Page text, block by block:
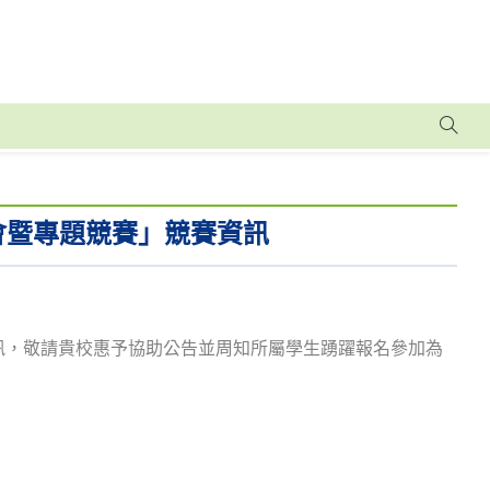
專題競賽」競賽資訊
敬請貴校惠予協助公告並周知所屬學生踴躍報名參加為